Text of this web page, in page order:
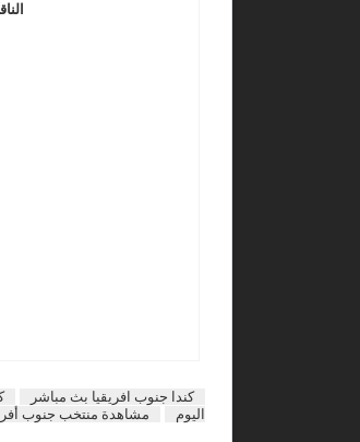
كندا جنوب افريقيا بث مباشر
اليوم
مشاهدة منتخب جنوب